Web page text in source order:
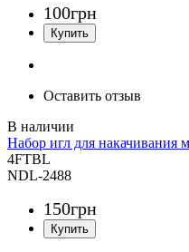
100грн
Оставить отзыв
Набор игл для накачивания
4FTBL
NDL-2488
150грн